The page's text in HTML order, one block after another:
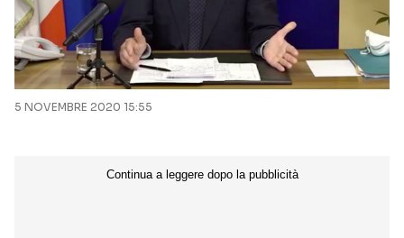
5 NOVEMBRE 2020 15:55